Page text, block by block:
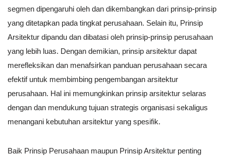
segmen dipengaruhi oleh dan dikembangkan dari prinsip-prinsip
yang ditetapkan pada tingkat perusahaan. Selain itu, Prinsip
Arsitektur dipandu dan dibatasi oleh prinsip-prinsip perusahaan
yang lebih luas. Dengan demikian, prinsip arsitektur dapat
merefleksikan dan menafsirkan panduan perusahaan secara
efektif untuk membimbing pengembangan arsitektur
perusahaan. Hal ini memungkinkan prinsip arsitektur selaras
dengan dan mendukung tujuan strategis organisasi sekaligus
menangani kebutuhan arsitektur yang spesifik.
Baik Prinsip Perusahaan maupun Prinsip Arsitektur penting